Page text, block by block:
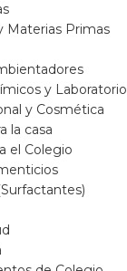
Materias Primas
y Laboratorio
y Cosmética
la casa
el Colegio